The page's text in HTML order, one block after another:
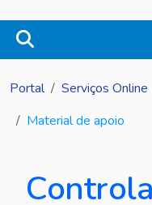
Portal Serviços Online
Material de apoio